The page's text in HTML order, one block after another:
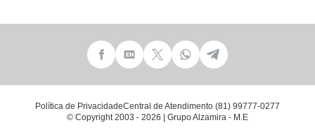
© Copyright 2003 - 2026 | Grupo Alzamira - M.E
Política de PrivacidadeCentral de Atendimento (81) 99777-0277